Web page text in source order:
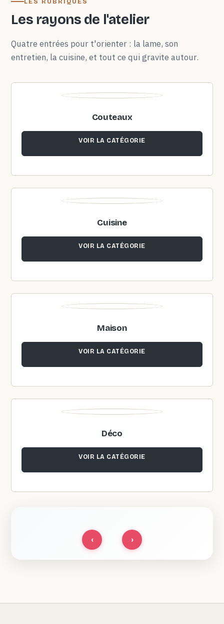
Les rayons de l'atelier
Quatre entrées pour t'orienter : la lame, son
entretien, la cuisine, et tout ce qui gravite autour.
Couteaux
VOIR LA CATÉGORIE
Cuisine
VOIR LA CATÉGORIE
Maison
VOIR LA CATÉGORIE
Déco
VOIR LA CATÉGORIE
‹ ›